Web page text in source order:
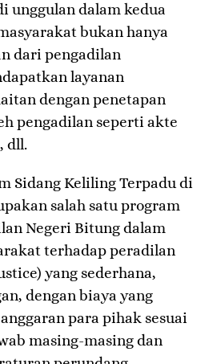
unggulan dalam kedua
bukan hanya
dari pengadilan
layanan
dengan penetapan
pengadilan seperti akte
dll.
Sidang Keliling Terpadu di
salah satu program
Negeri Bitung dalam
terhadap peradilan
yang sederhana,
dengan biaya yang
para pihak sesuai
masing-masing dan